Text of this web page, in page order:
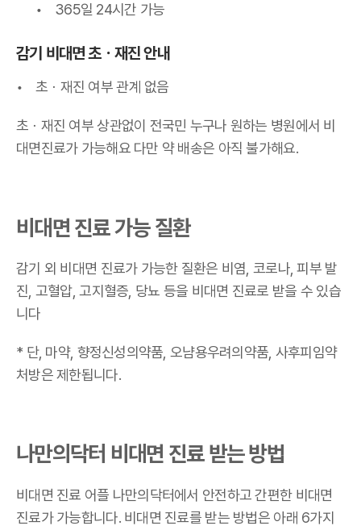
365일 24시간 가능
감기 비대면 초ㆍ 재진 안내
초 ㆍ재진 여부 관계 없음
초 ㆍ재진 여부 상관없이 전국민 누구나 원하는 병원에서 비
대면진료가 가능해요다만 약 배송은 아직 불가해요.
비대면 진료 가능 질환
감기 외 비대면 진료가 가능한 질환은 비염, 코로나, 피부 발
진, 고혈압, 고지혈증, 당뇨 등을 비대면 진료로 받을 수 있습
니다
* 단, 마약, 향정신성의약품, 오냠용우려의약품, 사후피임약
처방은 제한됩니다.
나만의닥터 비대면 진료 받는 방법
비대면 진료 어플 나만의닥터에서 안전하고 간편한 비대면
진료가 가능합니다. 비대면 진료를 받는 방법은 아래 6가지